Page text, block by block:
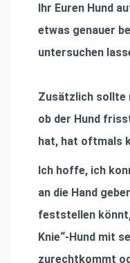
Ihr Euren Hund
etwas genauer
untersuchen
Zusätzlich sollte
ob der Hund
hat, hat oftmals
Ich hoffe, ich
an die Hand
feststellen
Knie“-Hund mit
zurechtkommt